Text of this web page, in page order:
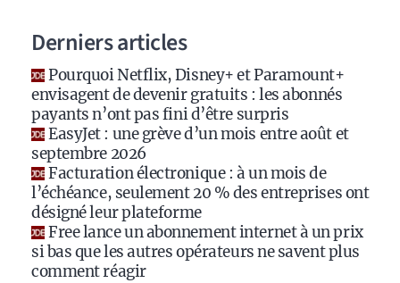
Derniers articles
Pourquoi Netflix, Disney+ et Paramount+
envisagent de devenir gratuits : les abonnés
payants n’ont pas fini d’être surpris
EasyJet : une grève d’un mois entre août et
septembre 2026
Facturation électronique : à un mois de
l’échéance, seulement 20 % des entreprises ont
désigné leur plateforme
Free lance un abonnement internet à un prix
si bas que les autres opérateurs ne savent plus
comment réagir